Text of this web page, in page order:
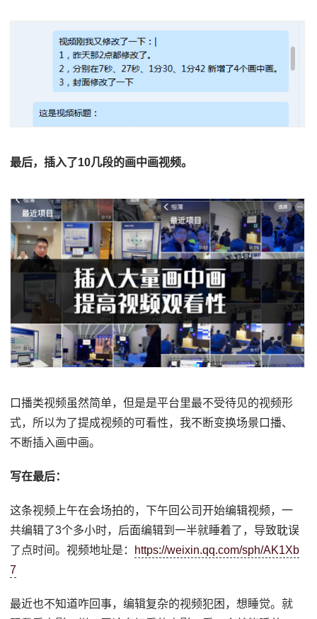
最后，插入了10几段的画中画视频。
口播类视频虽然简单，但是是平台里最不受待见的视频形
式，所以为了提成视频的可看性，我不断变换场景口播、
不断插入画中画。
写在最后：
这条视频上午在会场拍的，下午回公司开始编辑视频，一
共编辑了3个多小时，后面编辑到一半就睡着了，导致耽误
了点时间。视频地址是： https://weixin.qq.com/sph/AK1Xb
7
最近也不知道咋回事，编辑复杂的视频犯困，想睡觉。就